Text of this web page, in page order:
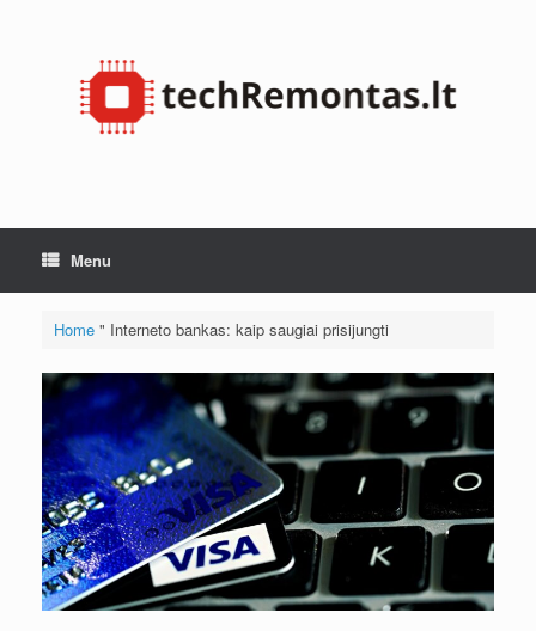
Menu
Home" Interneto bankas: kaip saugiai prisijungti